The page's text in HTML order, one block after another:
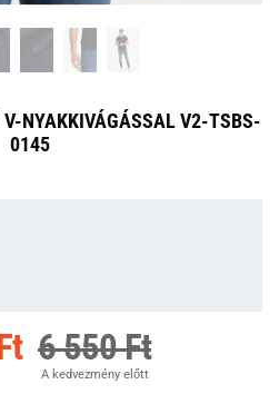
V-NYAKKIVÁGÁSSAL V2-TSBS-
0145
6 550 Ft
A kedvezmény előtt